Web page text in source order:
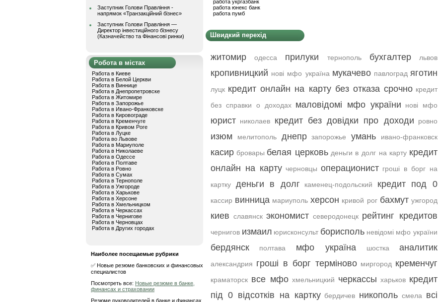
Заступник Голови Правління -
напрямок «Транзакційний бізнес»
Заступник Голови Правління —
Директор інвестиційного бізнесу
(Казначейство та Фінансові ринки)
Робота в містах
Работа в Киеве
Работа в Белой Церкви
Работа в Виннице
Работа в Днепропетровске
Работа в Житомире
Работа в Запорожье
Работа в Ивано-Франковске
Работа в Кировограде
Работа в Кременчуге
Работа в Кривом Роге
Работа в Луцке
Работа во Львове
Работа в Мариуполе
Работа в Николаеве
Работа в Одессе
Работа в Полтаве
Работа в Ровно
Работа в Сумах
Работа в Тернополе
Работа в Ужгороде
Работа в Харькове
Работа в Херсоне
Работа в Хмельницком
Работа в Черкассах
Работа в Чернигове
Работа в Черновцах
Работа в Других городах
Наиболее посещаемые рубрики
✅ Новые резюме банковских и финансовых
специалистов
Посмотреть все: Новые резюме в банке,
финансах и страховании
Резюме руководителей в банке и финансах
работа укргазбанк
работа юнекс банк
работа пумб
Швидкий перехід
житомир одесса прилуки тернополь бухгалтер львов
кропивницкий нові мфо україна мукачево павлоград яготин
луцк кредит онлайн на карту без отказа срочно кредит
без справки о доходах маловідомі мфо україни нові мфо
юрист николаев кредит без довідки про доходи ровно
изюм мелитополь днепр запорожье умань ивано-франковск
касир бровары белая церковь деньги в долг на карту кредит
онлайн на карту черновцы операционист гроші в борг на
картку
деньги в долг каменец-подольский кредит под 0
кассир винница мариуполь херсон кривой рог бахмут ужгород
киев славянск экономист северодонецк рейтинг кредитов
чернигов измаил юрисконсульт борисполь невідомі мфо україни
бердянск полтава мфо україна шостка аналитик
александрия гроші в борг терміново миргород кременчуг
краматорск все мфо хмельницкий черкассы харьков кредит
під 0 відсотків на картку бердичев никополь смела всі